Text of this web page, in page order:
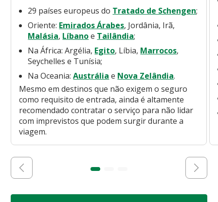
29 países europeus do Tratado de Schengen;
Oriente: Emirados Árabes, Jordânia, Irã,
Malásia, Líbanoe Tailândia;
Na África: Argélia, Egito, Líbia, Marrocos,
Seychelles e Tunísia;
Na Oceania:Austrália e Nova Zelândia.
Mesmo em destinos que não exigem o seguro
como requisito de entrada, ainda é altamente
recomendado contratar o serviço para não lidar
com imprevistos que podem surgir durante a
viagem.